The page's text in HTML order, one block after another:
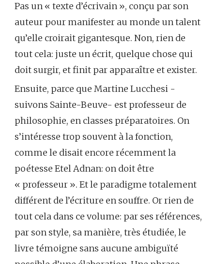
Pas un « texte d’écrivain », conçu par son
auteur pour manifester au monde un talent
qu’elle croirait gigantesque. Non, rien de
tout cela: juste un écrit, quelque chose qui
doit surgir, et finit par apparaître et exister.
Ensuite, parce que Martine Lucchesi -
suivons Sainte-Beuve- est professeur de
philosophie, en classes préparatoires. On
s’intéresse trop souvent à la fonction,
comme le disait encore récemment la
poétesse Etel Adnan: on doit être
« professeur ». Et le paradigme totalement
différent de l’écriture en souffre. Or rien de
tout cela dans ce volume: par ses références,
par son style, sa manière, très étudiée, le
livre témoigne sans aucune ambiguïté